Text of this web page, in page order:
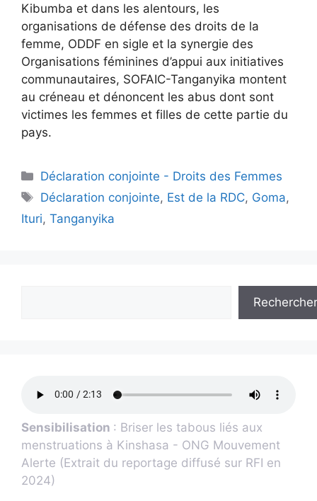
Kibumba et dans les alentours, les
organisations de défense des droits de la
femme, ODDF en sigle et la synergie des
Organisations féminines d’appui aux initiatives
communautaires, SOFAIC-Tanganyika montent
au créneau et dénoncent les abus dont sont
victimes les femmes et filles de cette partie du
pays.
Déclaration conjointe - Droits des Femmes
Déclaration conjointe, Est de la RDC, Goma,
Ituri, Tanganyika
Rechercher
Sensibilisation : Briser les tabous liés aux
menstruations à Kinshasa - ONG Mouvement
Alerte (Extrait du reportage diffusé sur RFI en
2024)